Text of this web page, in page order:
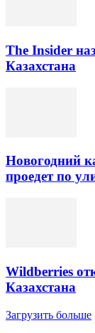
The Insider
Казахстана
Новогодний
проедет по
Wildberries
Казахстана
Загрузить больше